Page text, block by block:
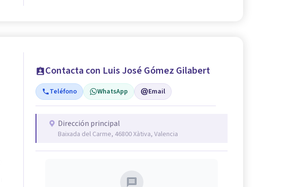
Contacta con Luis José Gómez Gilabert
Teléfono WhatsApp Email
Dirección principal
Baixada del Carme, 46800 Xàtiva, Valencia